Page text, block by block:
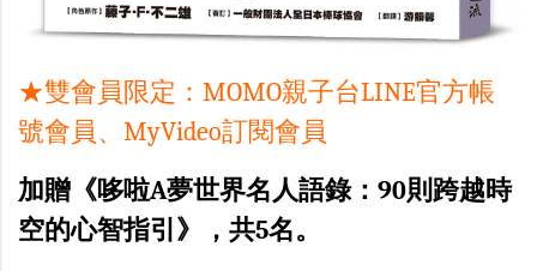
★雙會員限定：MOMO親子台LINE官方帳
號會員、MyVideo訂閱會員
加贈《哆啦A夢世界名人語錄：90則跨越時
空的心智指引》，共5名。